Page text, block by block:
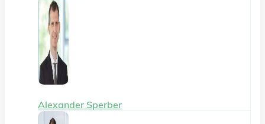
Alexander Sperber